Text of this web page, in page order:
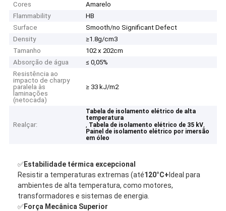
Cores
Amarelo
Flammability
HB
Surface
Smooth/no Significant Defect
Density
≥1.8g/cm3
Tamanho
102 x 202cm
Absorção de água
≤ 0,05%
Resistência ao
impacto de charpy
paralela às
laminações
(netocada)
≥ 33 kJ/m2
Realçar:
Tabela de isolamento elétrico de alta
temperatura
, Tabela de isolamento elétrico de 35 kV,
Painel de isolamento elétrico por imersão
em óleo
✅Estabilidade térmica excepcional
Resistir a temperaturas extremas (até1 20°C+ Ideal para
ambientes de alta temperatura, como motores,
transformadores e sistemas de energia.
✅Força Mecânica Superior